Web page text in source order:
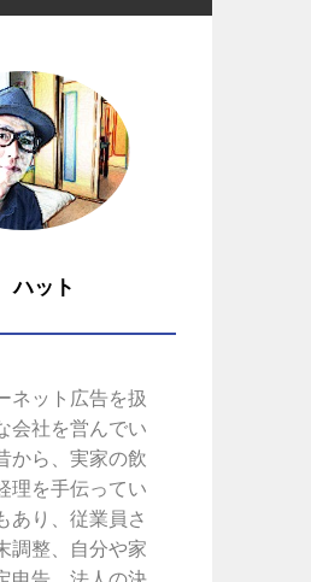
ハット
ネット広告を扱
会社を営んでい
から、実家の飲
理を手伝ってい
あり、従業員さ
調整、自分や家